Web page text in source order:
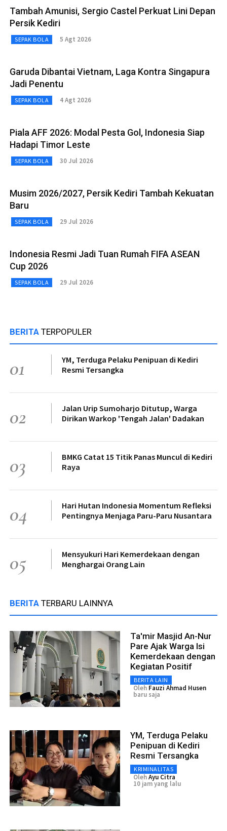
Tambah Amunisi, Sergio Castel Perkuat Lini Depan
Persik Kediri
SEPAK BOLA 5 Agt 2026
Garuda Dibantai Vietnam, Laga Kontra Singapura
Jadi Penentu
SEPAK BOLA 4 Agt 2026
Piala AFF 2026: Modal Pesta Gol, Indonesia Siap
Hadapi Timor Leste
SEPAK BOLA 30 Jul 2026
Musim 2026/2027, Persik Kediri Tambah Kekuatan
Baru
SEPAK BOLA 29 Jul 2026
Indonesia Resmi Jadi Tuan Rumah FIFA ASEAN
Cup 2026
SEPAK BOLA 29 Jul 2026
BERITA TERPOPULER
01
YM, Terduga Pelaku Penipuan di Kediri
Resmi Tersangka
02
Jalan Urip Sumoharjo Ditutup, Warga
Dirikan Warkop 'Tengah Jalan' Dadakan
03
BMKG Catat 15 Titik Panas Muncul di Kediri
Raya
04
Hari Hutan Indonesia Momentum Refleksi
Pentingnya Menjaga Paru-Paru Nusantara
05
Mensyukuri Hari Kemerdekaan dengan
Menghargai Orang Lain
BERITA TERBARU LAINNYA
Ta'mir Masjid An-Nur
Pare Ajak Warga Isi
Kemerdekaan dengan
Kegiatan Positif
BERITA LAIN
Oleh Fauzi Ahmad Husen
baru saja
YM, Terduga Pelaku
Penipuan di Kediri
Resmi Tersangka
KRIMINALITAS
OlehAyu Citra
10 jam yang lalu